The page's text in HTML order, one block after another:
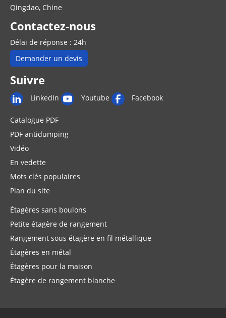
Qingdao, Chine
Contactez-nous
Délai de réponse : 24h
Demander un devis
Suivre
LinkedIn Youtube Facebook
Catalogue PDF
PDF antidumping
Vidéo
En vedette
Mots clés populaires
Plan du site
Étagères sans boulons
Petite étagère de rangement
Rangement sous étagère en fil métallique
Étagères en métal
Étagères pour la maison
Étagère de rangement blanche